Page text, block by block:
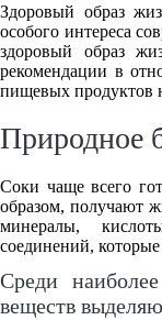
Здоровый образ
особого интереса
здоровый образ
рекомендации в
пищевых продуктов
Природное
Соки чаще всего
образом, получают
минералы,
соединений,
Среди
веществ